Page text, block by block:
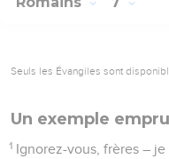
Seuls les Évangiles sont
Un exemple
1 Ignorez-vous, frères –